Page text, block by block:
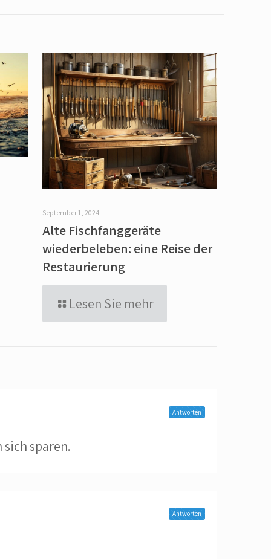
September 1, 2024
Alte Fischfanggeräte
wiederbeleben: eine Reise der
Restaurierung
Lesen Sie mehr
sparen.
Antworten
Antworten